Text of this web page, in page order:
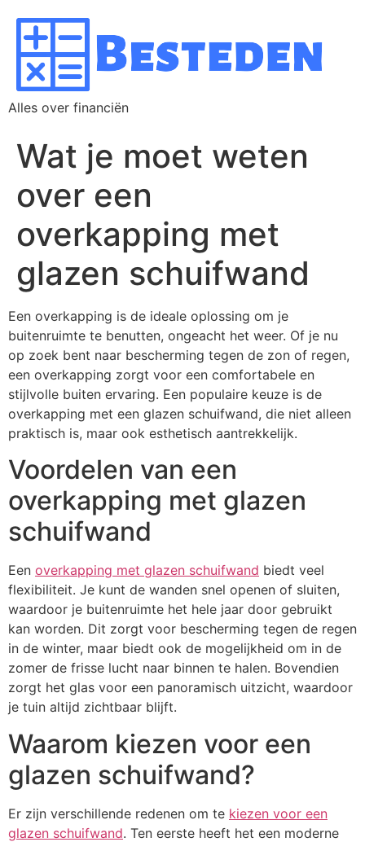
Alles over financiën
Wat je moet weten
over een
overkapping met
glazen schuifwand
Een overkapping is de ideale oplossing om je
buitenruimte te benutten, ongeacht het weer. Of je nu
op zoek bent naar bescherming tegen de zon of regen,
een overkapping zorgt voor een comfortabele en
stijlvolle buiten ervaring. Een populaire keuze is de
overkapping met een glazen schuifwand, die niet alleen
praktisch is, maar ook esthetisch aantrekkelijk.
Voordelen van een
overkapping met glazen
schuifwand
Een overkapping met glazen schuifwand biedt veel
flexibiliteit. Je kunt de wanden snel openen of sluiten,
waardoor je buitenruimte het hele jaar door gebruikt
kan worden. Dit zorgt voor bescherming tegen de regen
in de winter, maar biedt ook de mogelijkheid om in de
zomer de frisse lucht naar binnen te halen. Bovendien
zorgt het glas voor een panoramisch uitzicht, waardoor
je tuin altijd zichtbaar blijft.
Waarom kiezen voor een
glazen schuifwand?
Er zijn verschillende redenen om te kiezen voor een
glazen schuifwand. Ten eerste heeft het een moderne